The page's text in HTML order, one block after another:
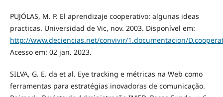
PUJÓLAS, M. P. El aprendizaje cooperativo: algunas ideas
practicas. Universidad de Vic, nov. 2003. Disponível em:
http://www.deciencias.net/convivir/1.documentacion/
Acesso em: 02 jan. 2023.
SILVA, G. E. da et al. Eye tracking e métricas na Web como
ferramentas para estratégias inovadoras de comunicação.